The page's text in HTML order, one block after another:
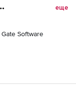
еще
Software